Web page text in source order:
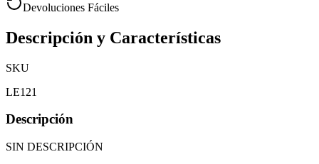
Devoluciones Fáciles
Descripción y Características
SKU
LE121
Descripción
SIN DESCRIPCIÓN